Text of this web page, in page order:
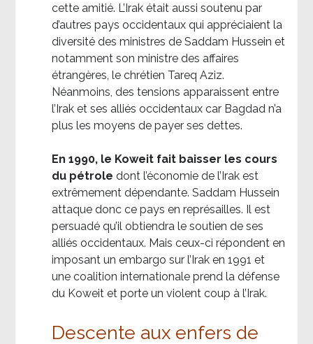
cette amitié. L’Irak était aussi soutenu par
d’autres pays occidentaux qui appréciaient la
diversité des ministres de Saddam Hussein et
notamment son ministre des affaires
étrangères, le chrétien Tareq Aziz.
Néanmoins, des tensions apparaissent entre
l’Irak et ses alliés occidentaux car Bagdad n’a
plus les moyens de payer ses dettes.
En 1990, le Koweit fait baisser les cours
du pétrole dont l’économie de l’Irak est
extrêmement dépendante. Saddam Hussein
attaque donc ce pays en représailles. Il est
persuadé qu’il obtiendra le soutien de ses
alliés occidentaux. Mais ceux-ci répondent en
imposant un embargo sur l’Irak en 1991 et
une coalition internationale prend la défense
du Koweit et porte un violent coup à l’Irak.
Descente aux enfers de